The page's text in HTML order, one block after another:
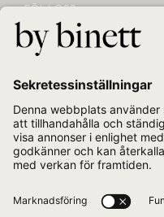
FÖLJ OSS
NYHETSBREV
E-post
Jag bekräftar att jag vill